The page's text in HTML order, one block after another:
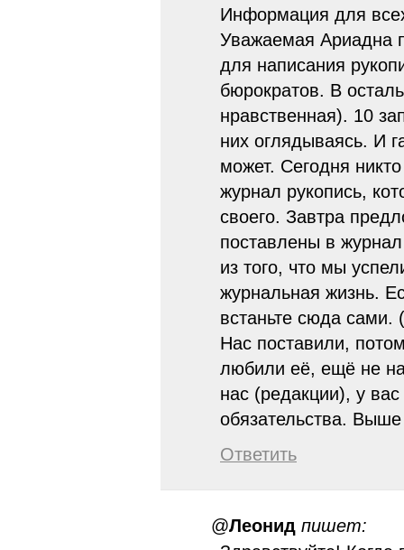
Информация для
Уважаемая Ариадна
для написания
бюрократов. В
нравственная). 10
них оглядываясь. И
может. Сегодня
журнал рукопись,
своего. Завтра
поставлены в
из того, что мы
журнальная жизнь.
встаньте сюда сами.
Нас поставили,
любили её, ещё не
нас (редакции), у
обязательства.
Ответить
@Леонид пишет: